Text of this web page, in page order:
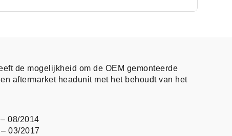
de mogelijkheid om de OEM gemonteerde
aftermarket headunit met het behoudt van het
08/2014
03/2017